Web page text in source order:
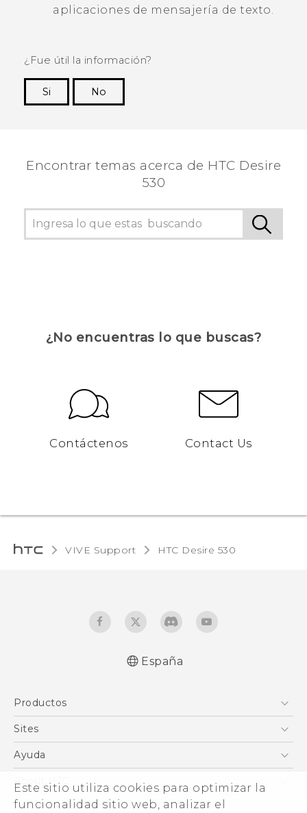
Este sitio utiliza cookies para optimizar la
funcionalidad sitio web, analizar el
aplicaciones de mensajería de texto.
¿Fue útil la información?
Si
No
Encontrar temas acerca de HTC Desire
530
¿No encuentras lo que buscas?
Contáctenos Contact Us
VIVE Support HTC Desire 530‎
seguridad
English - Safety and regulatory guide
España
Productos
Smartphones
VIVE
Accesorios
Sites
HTC Vive
Inicio
Ayuda
eCommerce Support
About HTC
ESG